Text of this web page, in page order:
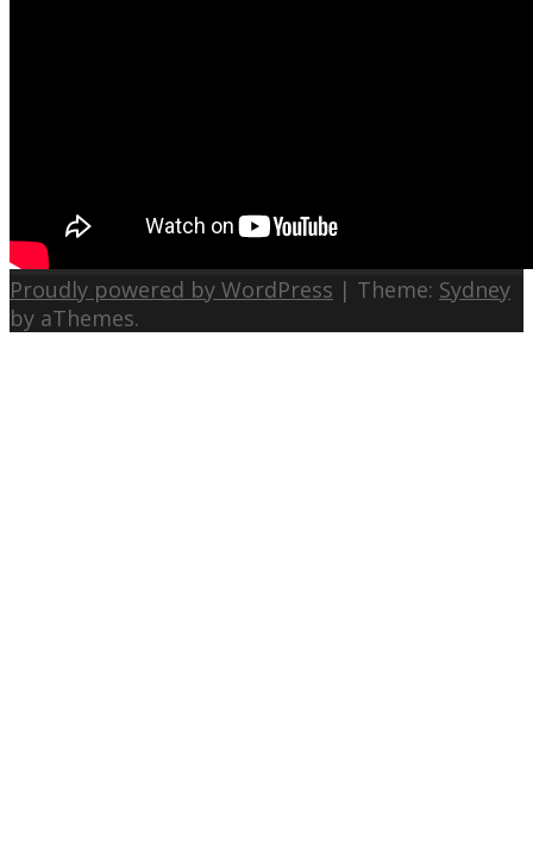
Proudly powered by WordPress | Theme: Sydney
by aThemes.